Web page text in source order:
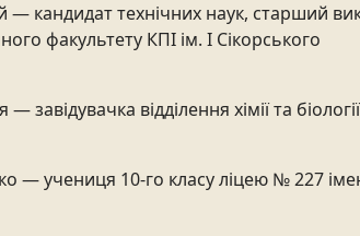
— кандидат технічних наук, старший
факультету КПІ ім. І Сікорського
завідувачка відділення хімії та
— учениця 10-го класу ліцею № 227